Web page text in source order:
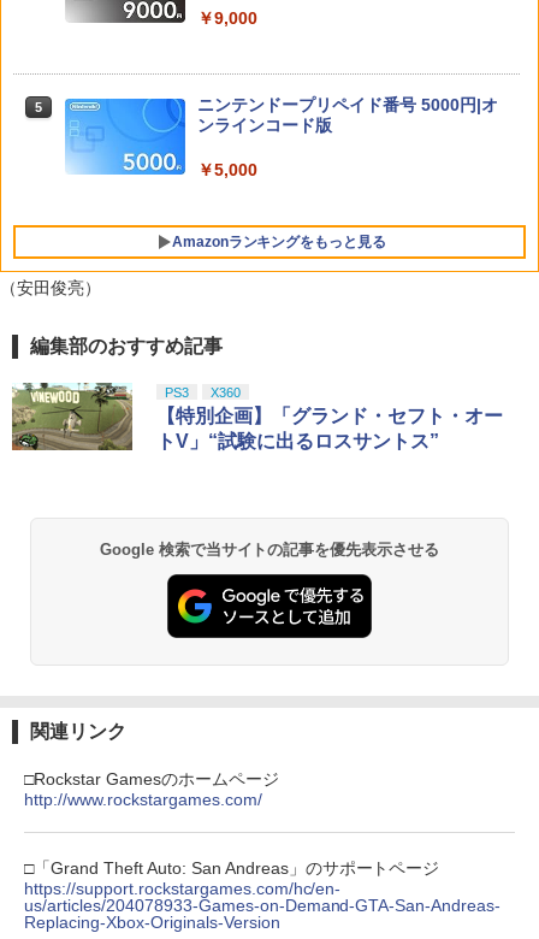
5
任天堂 【Switch2】マリオカート ワール
ド [BEE-P-AAAAA NSW2 マリオカ-ト
ワ-ルド]
￥8,970
【新品】【PS5】真・三國無双2 with 猛
将伝 Remastered［PS5版］★浅草マッ
ハオリジナル特典アクリルコースター付
￥2,746
「超かぐや姫!」Blu-ray 通常版/アニメー
ション[Blu-ray]【返品種別A】
￥9,000
5
ニンテンドープリペイド番号 5000円|オ
ンラインコード版
￥5,000
Amazonランキングをもっと見る
1
PlayStation 5 デジタル・エディション
ese only (CFI-2200B01)
￥55,000
Beast of Reincarnation -PS5 【特典】
プロダクトコード 封入
￥7,286
トローラー ミッドナイト ブラック(CFI-
ZCT2J01)
￥10,737
1
【純正品】Xbox ワイヤレス コントロー
￥8,300
ラー (ロボット ホワイト)
4
【純正品】Xbox 充電式バッテリー + US
￥2,618
1
劇場版「鬼滅の刃」無限城編 第一章 猗
￥3,982
2
劇場版「鬼滅の刃」無限城編 第一章 猗
窩座再来 通常版 [DVD]
カー特典:【坤と離】二振りの剣、十翼よ
り来たる！スタジオ描き下ろしイラスト
ボード付) [Blu-ray]
（安田俊亮）
編集部のおすすめ記事
PS3 X360
【特別企画】「グランド・セフト・オー
トV」“試験に出るロスサントス”
Google 検索で当サイトの記事を優先表示させる
関連リンク
□Rockstar Gamesのホームページ
http://www.rockstargames.com/
□「Grand Theft Auto: San Andreas」のサポートページ
https://support.rockstargames.com/hc/en-
us/articles/204078933-Games-on-Demand-GTA-San-Andreas-
Replacing-Xbox-Originals-Version